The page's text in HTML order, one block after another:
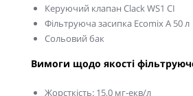
Керуючий клапан Clack WS1 СI
Фільтруюча засипка Ecomix A 50 л
Сольовий бак
Вимоги щодо якості
Жорсткість: 15,0 мг-екв/л